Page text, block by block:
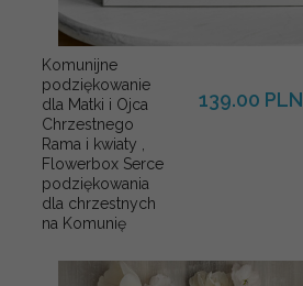
Komunijne
podziękowanie
dla Matki i Ojca
Chrzestnego
Rama i kwiaty ,
Flowerbox Serce
podziękowania
dla chrzestnych
na Komunię
139.00 PLN